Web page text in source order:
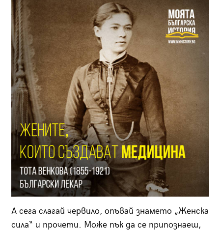
А сега слагай червило, опъвай знамето „Женска
сила“ и прочети. Може пък да се припознаеш,